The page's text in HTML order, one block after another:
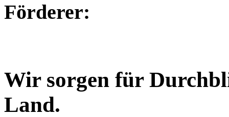
Förderer:
Wir sorgen für
Land.